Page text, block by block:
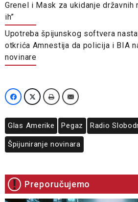
Grenel i Mask za ukidanje državnih
ih”
Upotreba špijunskog softvera
otkrića Amnestija da policija i BIA
novinare
Glas Amerike Pegaz Radio
Špijuniranje novinara
Preporučujemo